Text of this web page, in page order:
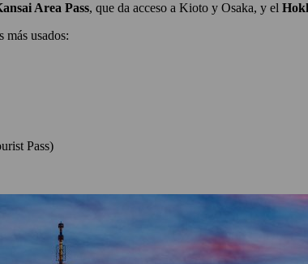
Area Pass, que da acceso a Kioto y Osaka, y el
más usados:
Pass)